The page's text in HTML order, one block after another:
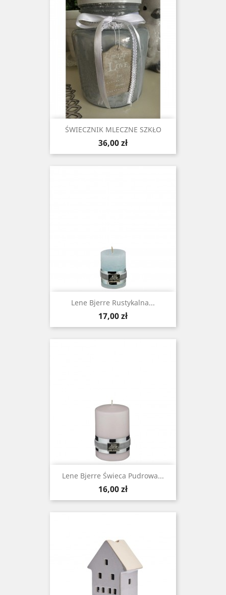
ŚWIECZNIK MLECZNE SZKŁO
Cena
36,00 zł
Lene Bjerre Rustykalna...
Cena
17,00 zł
Lene Bjerre Świeca Pudrowa...
Cena
16,00 zł